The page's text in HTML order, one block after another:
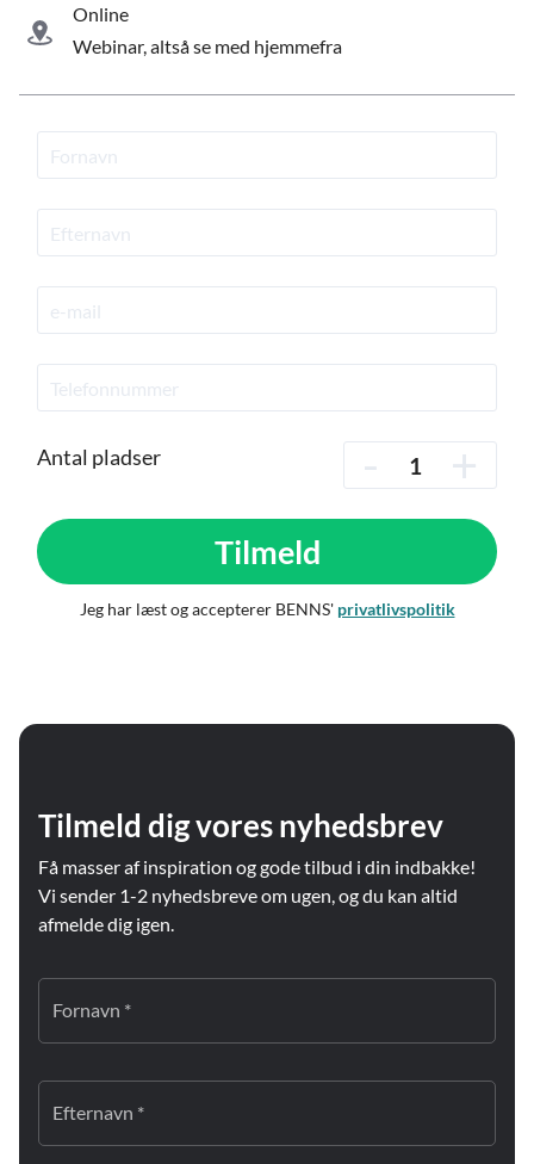
Online
Webinar, altså se med hjemmefra
Antal pladser - +
Tilmeld
Jeg har læst og accepterer BENNS' privatlivspolitik
Tilmeld dig vores nyhedsbrev
Få masser af inspiration og gode tilbud i din indbakke!
Vi sender 1-2 nyhedsbreve om ugen, og du kan altid
afmelde dig igen.
Fornavn *
Efternavn *